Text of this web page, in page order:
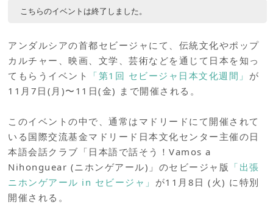
こちらのイベントは終了しました。
アンダルシアの首都セビージャにて、伝統文化やポップ
カルチャー、映画、文学、芸術などを通じて日本を知っ
てもらうイベント
「第1回 セビージャ日本文化週間」 が
11月7日(月)〜11日(金) まで開催される。
このイベントの中で、通常はマドリードにて開催されて
いる国際交流基金マドリード日本文化センター主催の日
本語会話クラブ「日本語で話そう！Vamos a
Nihonguear (ニホンゲアール)」のセビージャ版 「出張
ニホンゲアール in セビージャ」 が11月8日 (火) に特別
開催される。